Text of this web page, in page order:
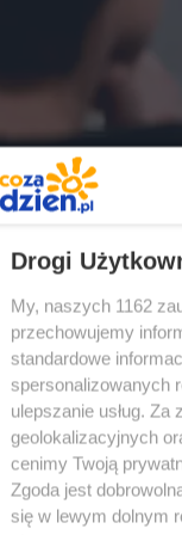
Drogi
My, naszych 1162
przechowujemy
standardowe
spersonalizowanych
ulepszanie usług.
geolokalizacyjnych
cenimy Twoją
Zgoda jest
się w lewym dolnym